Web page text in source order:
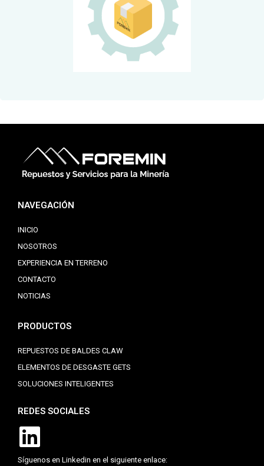
NAVEGACIÓN
INICIO
NOSOTROS
EXPERIENCIA EN TERRENO
CONTACTO
NOTICIAS
PRODUCTOS
REPUESTOS DE BALDES CLAW
ELEMENTOS DE DESGASTE GETS
SOLUCIONES INTELIGENTES
REDES SOCIALES
Síguenos en Linkedin en el siguiente enlace: